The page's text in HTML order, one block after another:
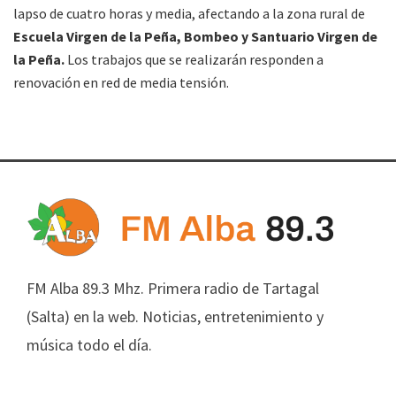
lapso de cuatro horas y media, afectando a la zona rural de
Escuela Virgen de la Peña, Bombeo y Santuario Virgen de
la Peña. Los trabajos que se realizarán responden a
renovación en red de media tensión.
FM Alba 89.3 Mhz. Primera radio de Tartagal
(Salta) en la web. Noticias, entretenimiento y
música todo el día.